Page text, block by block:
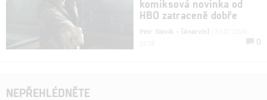
komiksová novinka od
HBO zatraceně dobře
Petr Slavík - (Anarvin)
0
NEPŘEHLÉDNĚTE